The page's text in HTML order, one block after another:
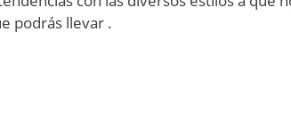
podrás llevar .